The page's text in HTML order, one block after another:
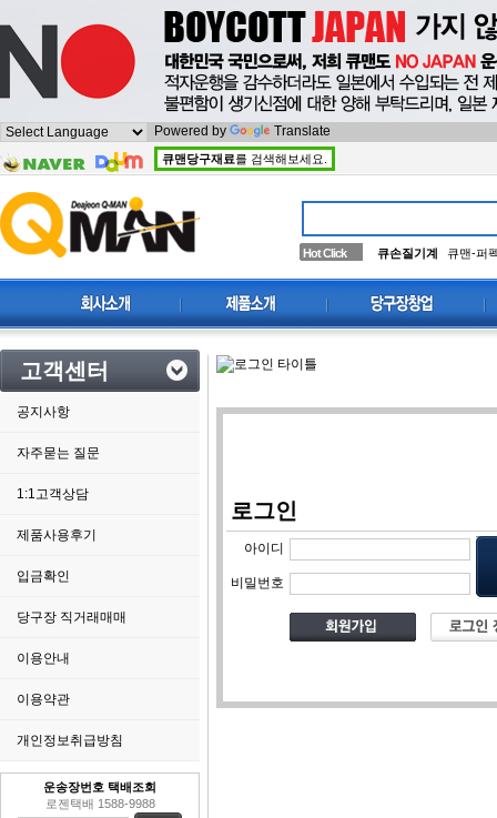
Powered by Translate
큐맨당구재료를 검색해보세요.
Hot Click 큐손질기계 큐맨-퍼
고객센터
공지사항
자주묻는 질문
1:1고객상담
제품사용후기
입금확인
당구장 직거래매매
이용안내
이용약관
개인정보취급방침
운송장번호 택배조회
로젠택배 1588-9988
로그인
아이디
비밀번호